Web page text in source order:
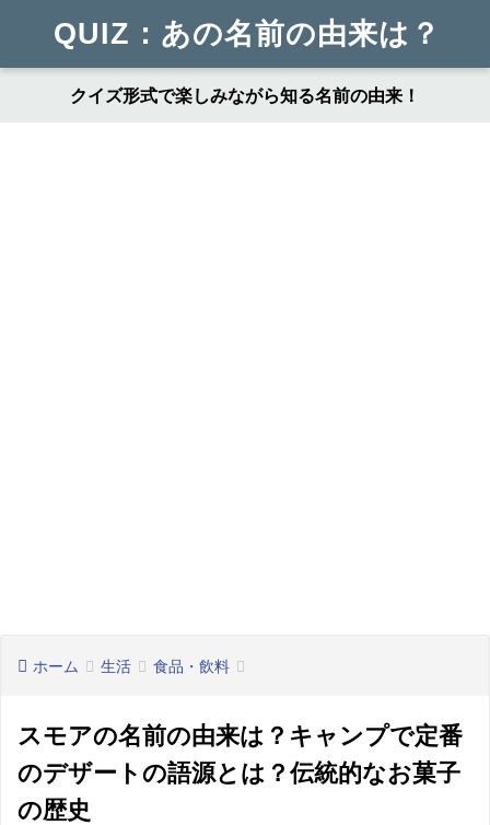
QUIZ：あの名前の由来は？
クイズ形式で楽しみながら知る名前の由来！
ホーム 生活 食品・飲料
スモアの名前の由来は？キャンプで定番
のデザートの語源とは？伝統的なお菓子
の歴史